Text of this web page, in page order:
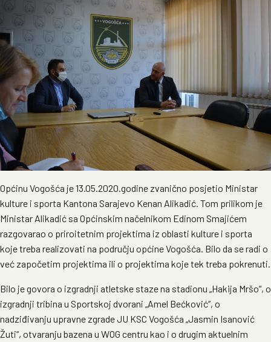
Općinu Vogošća je 13.05.2020.godine zvanično posjetio Ministar
kulture i sporta Kantona Sarajevo Kenan Alikadić. Tom prilikom je
Ministar Alikadić sa Općinskim načelnikom Edinom Smajićem
razgovarao o priroitetnim projektima iz oblasti kulture i sporta
koje treba realizovati na području općine Vogošća. Bilo da se radi o
već započetim projektima ili o projektima koje tek treba pokrenuti.
Bilo je govora o izgradnji atletske staze na stadionu „Hakija Mršo“, o
izgradnji tribina u Sportskoj dvorani „Amel Bećković“, o
nadziđivanju upravne zgrade JU KSC Vogošća „Jasmin Isanović
Žuti“, otvaranju bazena u WOG centru kao i o drugim aktuelnim